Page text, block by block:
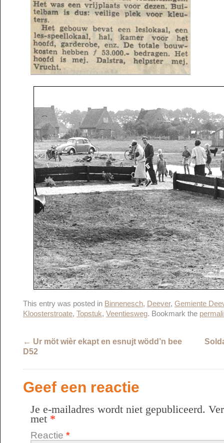
This entry was posted in Binnenesch, Deever, Gemiente
Kloosterstroate, Topstuk, Veentiesweg. Bookmark the
← Ur möt wièr ekapt en esnujt wödd’n bee
D52
Geef een reactie
Je e-mailadres wordt niet gepubliceerd.
met *
Reactie *